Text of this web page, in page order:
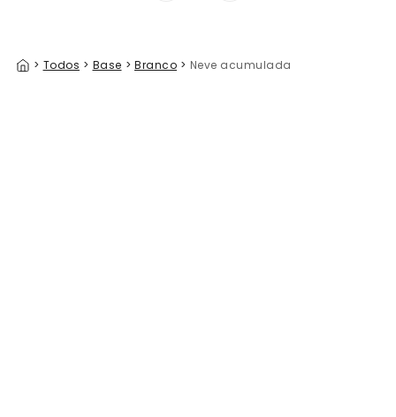
> Todos > Base > Branco > Neve acumulada